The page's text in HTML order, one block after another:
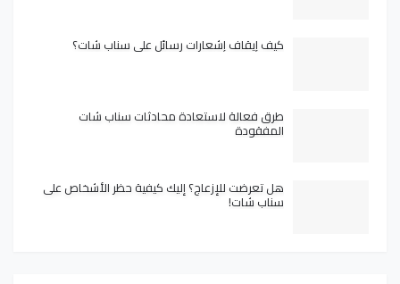
كيف إيقاف إشعارات رسائل على سناب شات؟
طرق فعالة لاستعادة محادثات سناب شات
المفقودة
هل تعرضت للإزعاج؟ إليك كيفية حظر الأشخاص على
سناب شات!